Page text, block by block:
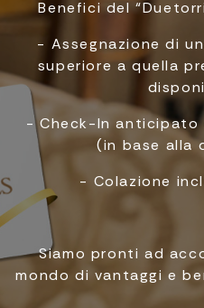
Benefici del
- Assegnazione di
superiore a quella
- Check-In
(in base alla
- Colazione
Siamo pronti ad
mondo di vantaggi e